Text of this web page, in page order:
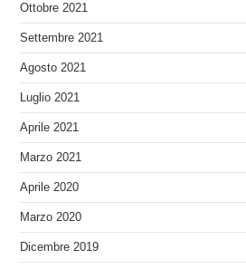
Ottobre 2021
Settembre 2021
Agosto 2021
Luglio 2021
Aprile 2021
Marzo 2021
Aprile 2020
Marzo 2020
Dicembre 2019